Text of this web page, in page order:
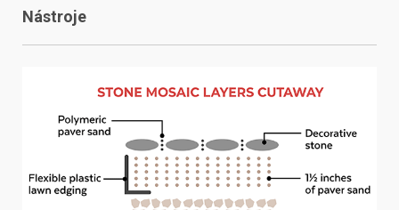
Nástroje